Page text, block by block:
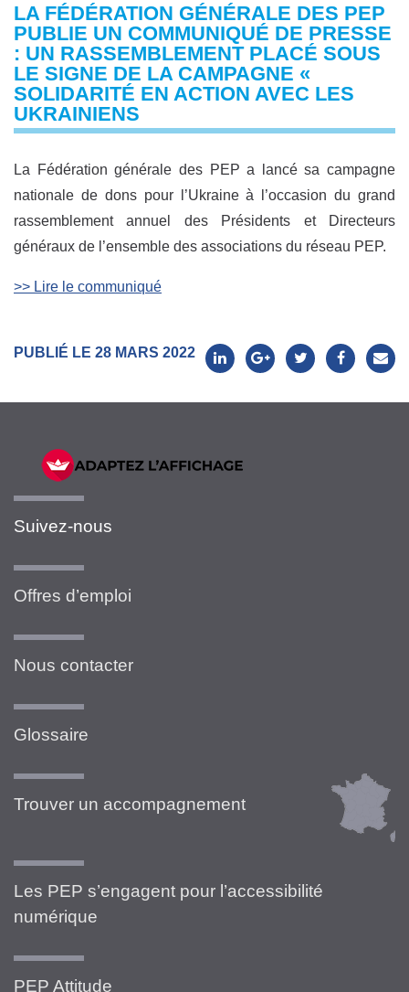
LA FÉDÉRATION GÉNÉRALE DES PEP
PUBLIE UN COMMUNIQUÉ DE PRESSE
: UN RASSEMBLEMENT PLACÉ SOUS
LE SIGNE DE LA CAMPAGNE «
SOLIDARITÉ EN ACTION AVEC LES
UKRAINIENS
La Fédération générale des PEP a lancé sa campagne
nationale de dons pour l’Ukraine à l’occasion du grand
rassemblement annuel des Présidents et Directeurs
généraux de l’ensemble des associations du réseau PEP.
>> Lire le communiqué
PUBLIÉ LE 28 MARS 2022
Suivez-nous
Offres d’emploi
Nous contacter
Glossaire
Trouver un accompagnement
Les PEP s’engagent pour l’accessibilité
numérique
PEP Attitude